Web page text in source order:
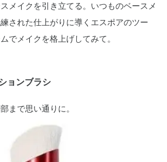
メイクを引き立てる。いつものベースメ
された仕上がりに導くエスポアのツー
でメイクを格上げしてみて。
ョンブラシ
まで思い通りに。